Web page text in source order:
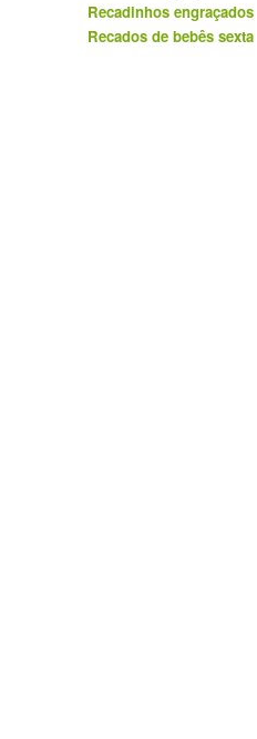
Recadinhos engraçados
Recados de bebês sexta